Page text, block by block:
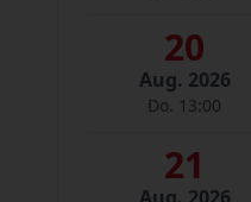
20
Aug. 2026
Do. 13:00
21